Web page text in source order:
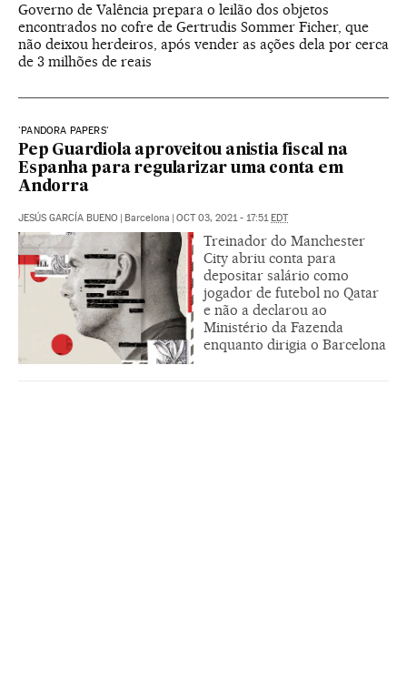
Governo de Valência prepara o leilão dos objetos
encontrados no cofre de Gertrudis Sommer Ficher, que
não deixou herdeiros, após vender as ações dela por cerca
de 3 milhões de reais
'PANDORA PAPERS'
Pep Guardiola aproveitou anistia fiscal na
Espanha para regularizar uma conta em
Andorra
JESÚS GARCÍA BUENO Barcelona OCT 03, 2021 - 17:51 EDT
Treinador do Manchester
City abriu conta para
depositar salário como
jogador de futebol no Qatar
e não a declarou ao
Ministério da Fazenda
enquanto dirigia o Barcelona